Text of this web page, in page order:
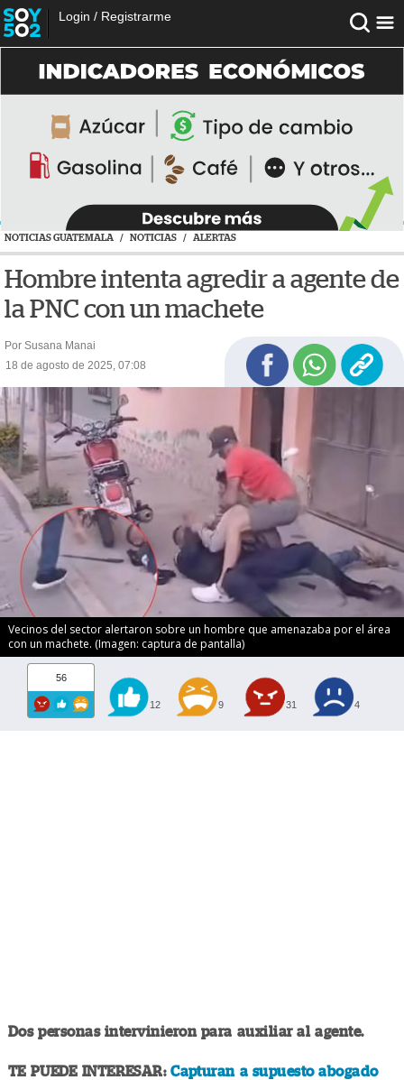
Login / Registrarme
NOTICIAS GUATEMALA / NOTICIAS / ALERTAS
Hombre intenta agredir a agente de
la PNC con un machete
Por Susana Manai
18 de agosto de 2025, 07:08
Vecinos del sector alertaron sobre un hombre que amenazaba por el área
con un machete. (Imagen: captura de pantalla)
56
12 9 31 4
Dos personas intervinieron para auxiliar al agente.
TE PUEDE INTERESAR:Capturan a supuesto abogado